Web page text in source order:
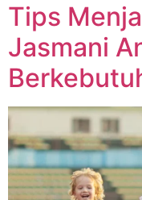
Tips
Jasmani